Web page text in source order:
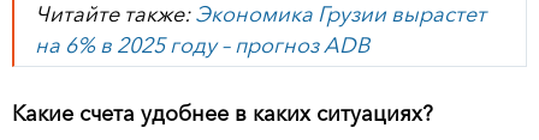
Читайте также:Экономика Грузии вырастет
на 6% в 2025 году – прогноз ADB
Какие счета удобнее в каких ситуациях?